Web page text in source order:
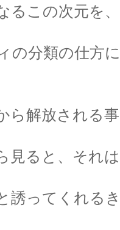
るこの次元を
の分類の仕方
ら解放される
見ると、それ
誘ってくれる